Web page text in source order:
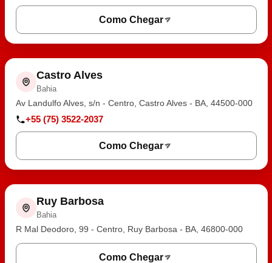
Como Chegar
Castro Alves
Bahia
Av Landulfo Alves, s/n - Centro, Castro Alves - BA, 44500-000
+55 (75) 3522-2037
Como Chegar
Ruy Barbosa
Bahia
R Mal Deodoro, 99 - Centro, Ruy Barbosa - BA, 46800-000
Como Chegar